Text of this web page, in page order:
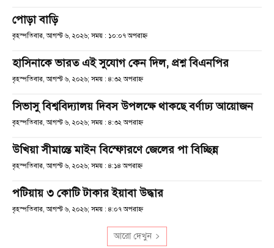
পোড়া বাড়ি
বৃহস্পতিবার, আগস্ট ৬, ২০২৬; সময় : ১০:০৭ অপরাহ্ণ
হাসিনাকে ভারত এই সুযোগ কেন দিল, প্রশ্ন বিএনপির
বৃহস্পতিবার, আগস্ট ৬, ২০২৬; সময় : ৪:৩২ অপরাহ্ণ
সিভাসু বিশ্ববিদ্যালয় দিবস উপলক্ষে থাকছে বর্ণাঢ্য আয়োজন
বৃহস্পতিবার, আগস্ট ৬, ২০২৬; সময় : ৪:৩২ অপরাহ্ণ
উখিয়া সীমান্তে মাইন বিস্ফোরণে জেলের পা বিচ্ছিন্ন
বৃহস্পতিবার, আগস্ট ৬, ২০২৬; সময় : ৪:১৪ অপরাহ্ণ
পটিয়ায় ৩ কোটি টাকার ইয়াবা উদ্ধার
বৃহস্পতিবার, আগস্ট ৬, ২০২৬; সময় : ৪:০৭ অপরাহ্ণ
আরো দেখুন